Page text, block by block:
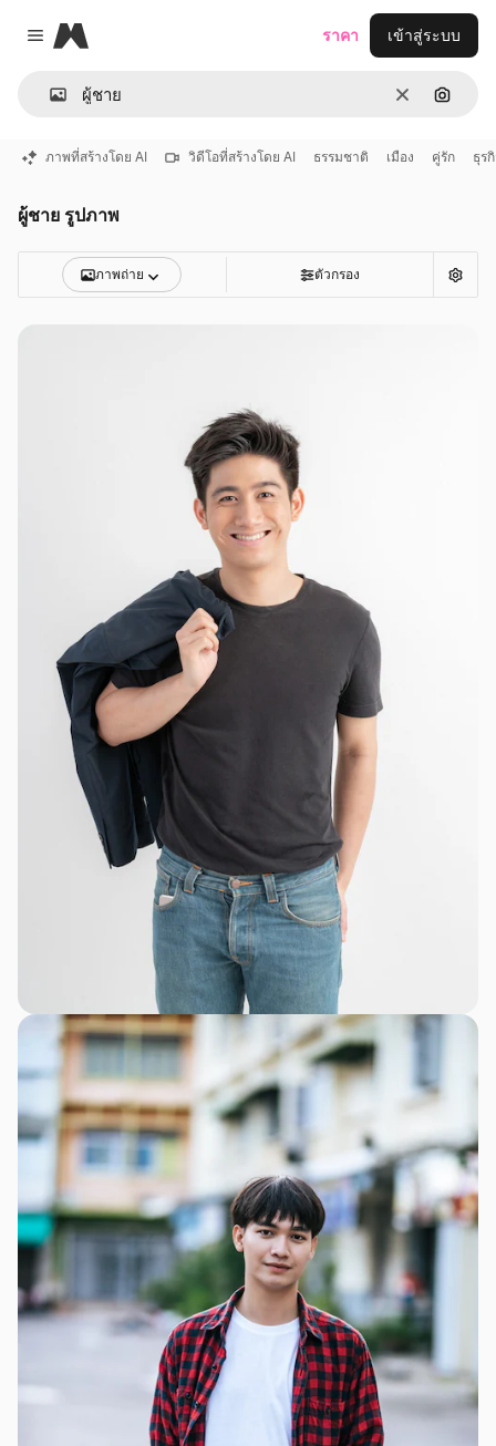
Close menu
Magnific
ชัดเจนค้นหา
ราคา เข้าสู่ระบบ
ภาพที่สร้างโดย AI วิดีโอที่สร้างโดย AI ธรรมชาติ เมือง คู่รัก ธุร
ผู้ชาย รูปภาพ
ภาพถ่าย ตัวกรอง